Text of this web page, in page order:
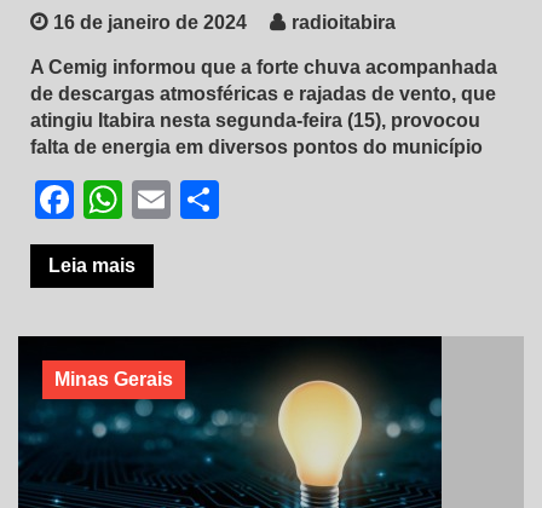
16 de janeiro de 2024 radioitabira
A Cemig informou que a forte chuva acompanhada
de descargas atmosféricas e rajadas de vento, que
atingiu Itabira nesta segunda-feira (15), provocou
falta de energia em diversos pontos do município
Facebook
WhatsApp
Email
Leia mais
Minas Gerais